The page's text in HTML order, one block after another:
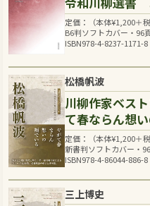
定価：（本体¥1,200＋税
B6判ソフトカバー・96
ISBN978-4-8237-1171-8
松橋帆波
川柳作家ベス
て春ならん想
定価：（本体¥1,200＋税
新書判ソフトカバー・
ISBN978-4-86044-886-8
三上博史